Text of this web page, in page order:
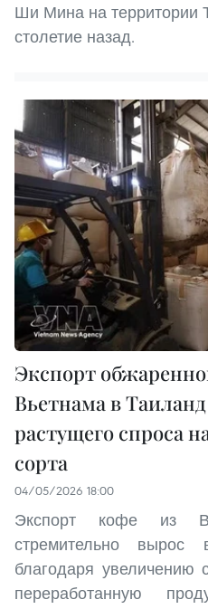
Ши Мина на территории
столетие назад.
Экспорт
Вьетнама в
растущего спроса
сорта
04/05/2026 18:00
Экспорт кофе из
стремительно
благодаря
переработанную